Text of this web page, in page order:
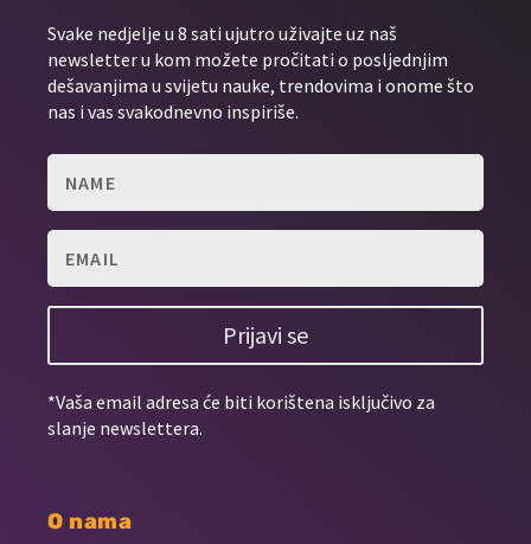
Svake nedjelje u 8 sati ujutro uživajte uz naš
newsletter u kom možete pročitati o posljednjim
dešavanjima u svijetu nauke, trendovima i onome što
nas i vas svakodnevno inspiriše.
Prijavi se
*Vaša email adresa će biti korištena isključivo za
slanje newslettera.
O nama